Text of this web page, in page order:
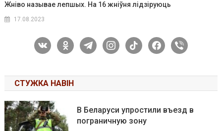
Жніво называе лепшых. На 16 жніўня лідзіруюць
17.08.2023
vkontakteodnoklassniki
telegraminstagram
tiktok facebook
viber
СТУЖКА НАВІН
В Беларуси упростили въезд в
пограничную зону